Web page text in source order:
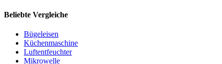
Beliebte Vergleiche
Bügeleisen
Küchenmaschine
Luftentfeuchter
Mikrowelle